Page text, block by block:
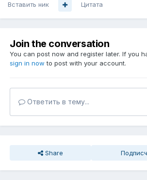
Вставить ник Цитата
Join the conversation
You can post now and register later. If you
sign in now to post with your account.
Ответить в тему...
Share